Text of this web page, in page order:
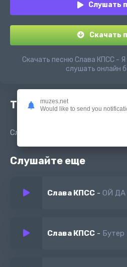
Слушать
Скачать
Скачать песню Слава КПСС - Я
слушать онлайн
Текст песни
Слава КПСС - Я упал с луны
Слушайте еще
Слава КПСС - ОЙ ДА
Слава КПСС - Бутер
muzes.net
Would like to send you